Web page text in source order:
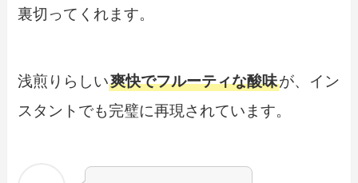
裏切ってくれます。
浅煎りらしい爽快でフルーティな酸味が、イン
スタントでも完璧に再現されています。